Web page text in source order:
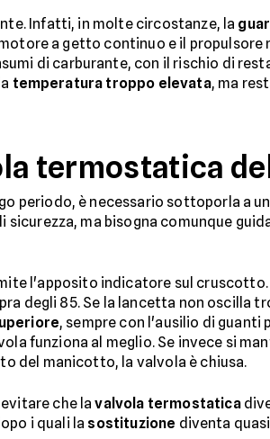
Infatti, in molte circostanze, la
a getto continuo e il propulsore
di carburante, con il rischio di
temperatura troppo elevata, ma
termostatica
periodo, è necessario sottoporla a
ma bisogna comunque
l'apposito indicatore sul cruscotto.
degli 85. Se la lancetta non oscilla
, sempre con l'ausilio di
funziona al meglio. Se invece si
del manicotto, la valvola è chiusa.
che lavalvola termostatica
i quali la sostituzione diventa